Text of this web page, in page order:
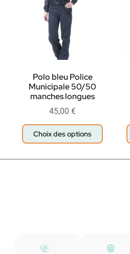
Polo bleu Police
Municipale 50/50
manches longues
45,00 €
Choix des options